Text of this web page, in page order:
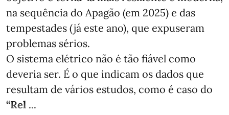
na sequência do Apagão (em 2025) e das
tempestades (já este ano), que expuseram
problemas sérios.
O sistema elétrico não é tão fiável como
deveria ser. É o que indicam os dados que
resultam de vários estudos, como é caso do
“Rel ...